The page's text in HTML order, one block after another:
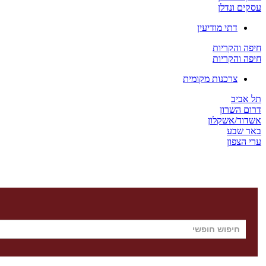
עסקים ונדלן
דתי מודיעין
חיפה והקריות
חיפה והקריות
צרכנות מקומית
תל אביב
דרום השרון
אשדוד/אשקלון
באר שבע
ערי הצפון